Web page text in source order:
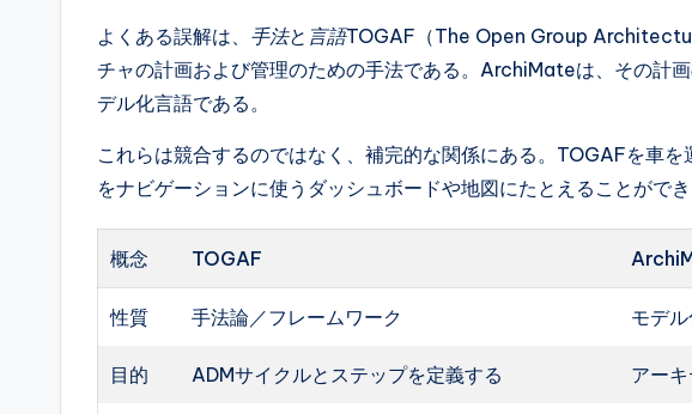
よくある誤解は、 手法と 言語TOGAF（The Open Group
チャの計画および管理のための手法である。ArchiMateは、その計
デル化言語である。
これらは競合するのではなく、補完的な関係にある。TOGAFを車
をナビゲーションに使うダッシュボードや地図にたとえることができ
概念 TOGAF
性質 手法論／フレームワーク モデ
目的 ADMサイクルとステップを定義する アー